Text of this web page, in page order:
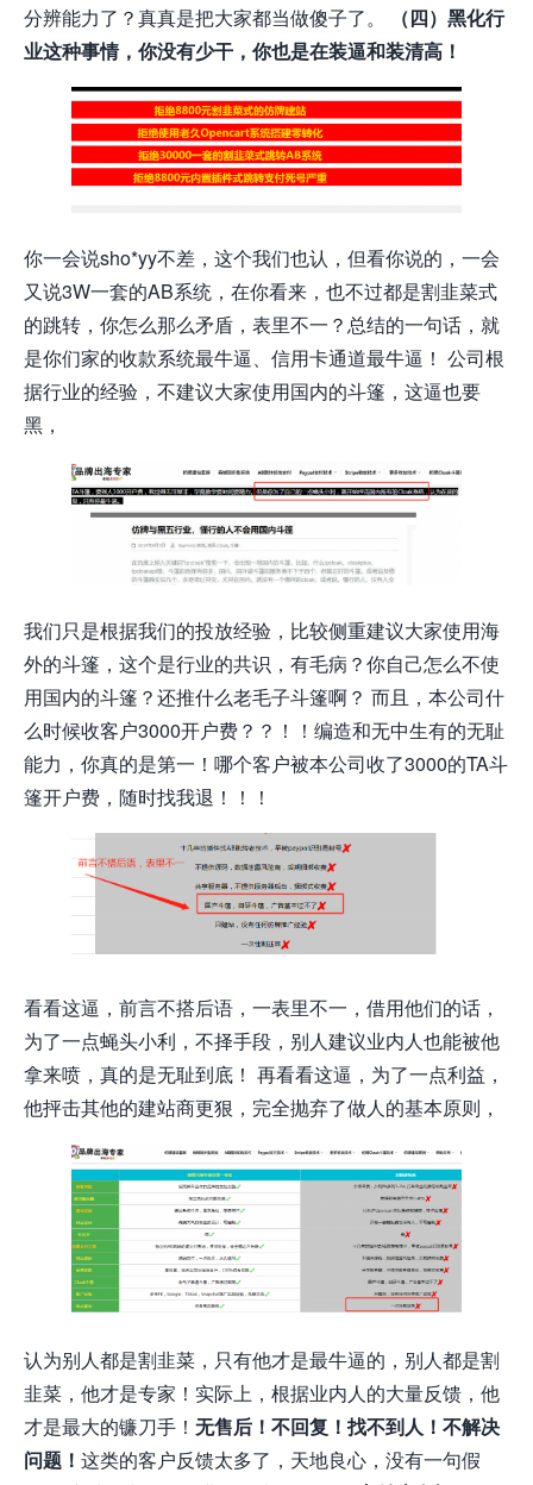
分辨能力了？真真是把大家都当做傻子了。
（四）黑化行
业这种事情，你没有少干，你也是在装逼和装清高！
你一会说sho*yy不差，这个我们也认，但看你说的，一会
又说3W一套的AB系统，在你看来，也不过都是割韭菜式
的跳转，你怎么那么矛盾，表里不一？总结的一句话，就
是你们家的收款系统最牛逼、信用卡通道最牛逼！ 公司根
据行业的经验，不建议大家使用国内的斗篷，这逼也要
黑，
我们只是根据我们的投放经验，比较侧重建议大家使用海
外的斗篷，这个是行业的共识，有毛病？你自己怎么不使
用国内的斗篷？还推什么老毛子斗篷啊？ 而且，本公司什
么时候收客户3000开户费？？！！编造和无中生有的无耻
能力，你真的是第一！哪个客户被本公司收了3000的TA斗
篷开户费，随时找我退！！！
看看这逼，前言不搭后语，一表里不一，借用他们的话，
为了一点蝇头小利，不择手段，别人建议业内人也能被他
拿来喷，真的是无耻到底！ 再看看这逼，为了一点利益，
他抨击其他的建站商更狠，完全抛弃了做人的基本原则，
认为别人都是割韭菜，只有他才是最牛逼的，别人都是割
韭菜，他才是专家！实际上，根据业内人的大量反馈，他
才是最大的镰刀手！ 无售后！不回复！找不到人！不解决
问题！ 这类的客户反馈太多了，天地良心，没有一句假